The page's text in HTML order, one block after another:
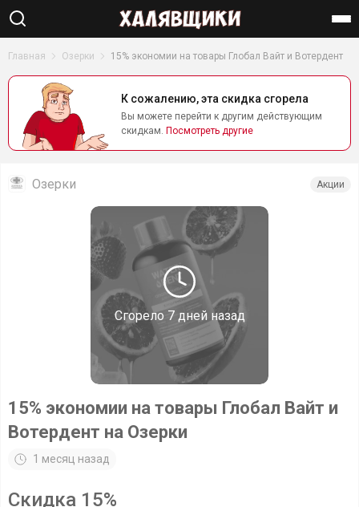
Найти
Главная Озерки 15% экономии на товары Глобал Вайт и Вотердент
К сожалению, эта скидка сгорела
Вы можете перейти к другим действующим
скидкам. Посмотреть другие
Сгорело 7 дней назад
Озерки Акции
15% экономии на товары Глобал Вайт и
Вотердент на Озерки
1 месяц назад
Скидка 15%